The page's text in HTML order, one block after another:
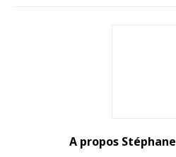
A propos Stéphane